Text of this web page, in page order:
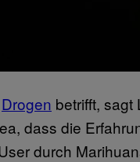
Drogen betrifft, sagt
dass die
durch